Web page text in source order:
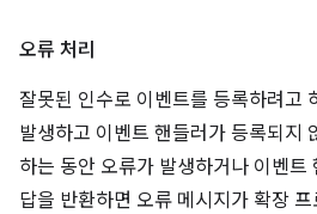
오류 처리
잘못된 인수로 이벤트를 등록하려고
발생하고 이벤트 핸들러가 등록되지
하는 동안 오류가 발생하거나 이벤트
답을 반환하면 오류 메시지가 확장